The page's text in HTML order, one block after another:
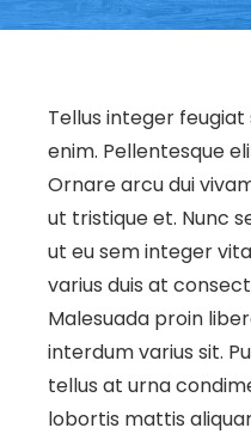
Tellus integer
enim. Pellentesque
Ornare arcu dui
ut tristique et. Nunc
ut eu sem integer
varius duis at
Malesuada proin
interdum varius sit.
tellus at urna
lobortis mattis